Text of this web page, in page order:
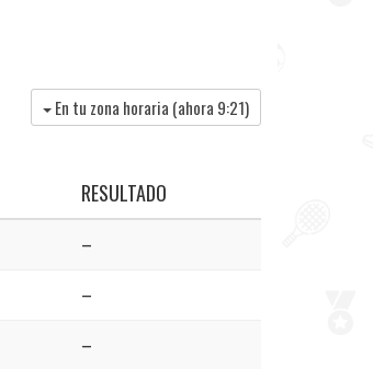
En tu zona horaria (ahora 9:21)
RESULTADO
–
–
–